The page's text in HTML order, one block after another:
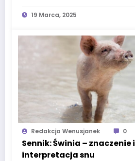
19 Marca, 2025
Redakcja Wenusjanek 0
Sennik: Świnia – znaczenie i
interpretacja snu